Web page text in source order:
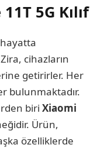
5G Kılıf
cihazların
getirirler. Her
bulunmaktadır.
biri Xiaomi
Ürün,
özelliklerde